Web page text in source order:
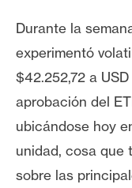
e
m
a
s
R
Durante la
experimentó
$42.252,72 a
aprobación del
ubicándose hoy
unidad, cosa que
sobre las